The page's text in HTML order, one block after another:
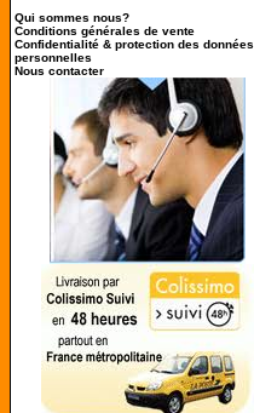
Qui sommes nous?
Conditions générales de vente
Confidentialité & protection des données
personnelles
Nous contacter